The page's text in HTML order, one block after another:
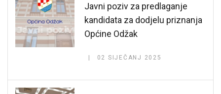
Javni poziv za predlaganje
kandidata za dodjelu priznanja
Općine Odžak
02 SIJEČANJ 2025